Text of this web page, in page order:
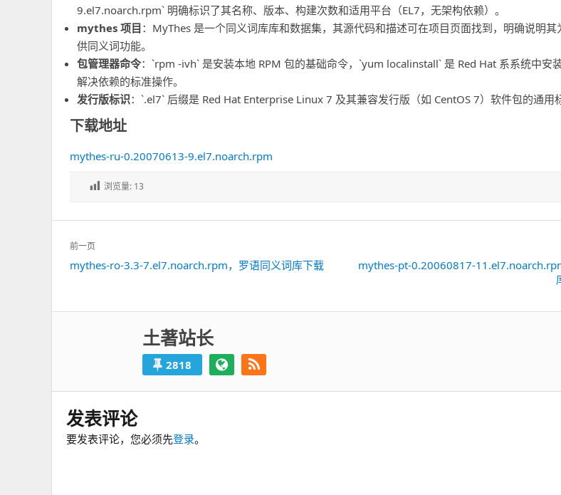
9.el7.noarch.rpm` 明确标识了其名称、版本、构建次数和适用平台（EL7，无架构依赖）。
mythes 项目 ：MyThes 是一个同义词库库和数据集，其源代码和描述可在项目页面找到，明确说明其
供同义词功能。
包管理器命令：`rpm -ivh` 是安装本地 RPM 包的基础命令，`yum localinstall` 是 Red Hat 系系统中安
解决依赖的标准操作。
发行版标识：`.el7` 后缀是 Red Hat Enterprise Linux 7 及其兼容发行版（如 CentOS 7）软件包的通用
下载地址
mythes-ru-0.20070613-9.el7.noarch.rpm
浏览量: 13
文
章
导
前一页
上
mythes-ro-3.3-7.el7.noarch.rpm，罗语同义词库下载
下mythes-pt-0.20060817-
土著站长
2818
发表评论
要发表评论，您必须先登录。